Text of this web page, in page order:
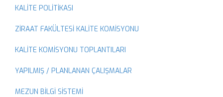
KALİTE POLİTİKASI
ZİRAAT FAKÜLTESİ KALİTE KOMİSYONU
KALİTE KOMİSYONU TOPLANTILARI
YAPILMIŞ / PLANLANAN ÇALIŞMALAR
MEZUN BİLGİ SİSTEMİ